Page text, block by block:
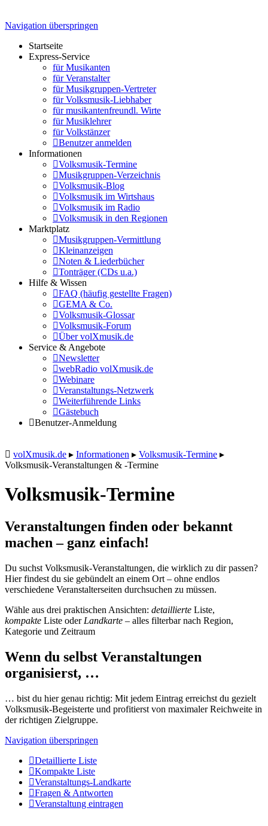
Navigation überspringen
Startseite
Express-Service
für Musikanten
für Veranstalter
für Musikgruppen-Vertreter
für Volksmusik-Liebhaber
für musikantenfreundl. Wirte
für Musiklehrer
für Volkstänzer
Benutzer anmelden
Informationen
Volksmusik-Termine
Musikgruppen-Verzeichnis
Volksmusik-Blog
Volksmusik im Wirtshaus
Volksmusik im Radio
Volksmusik in den Regionen
Marktplatz
Musikgruppen-Vermittlung
Kleinanzeigen
Noten & Liederbücher
Tonträger (CDs u.a.)
Hilfe & Wissen
FAQ (häufig gestellte Fragen)
GEMA & Co.
Volksmusik-Glossar
Volksmusik-Forum
Über volXmusik.de
Service & Angebote
Newsletter
webRadio volXmusik.de
Webinare
Veranstaltungs-Netzwerk
Weiterführende Links
Gästebuch
Benutzer-Anmeldung
volXmusik.de ▸ Informationen ▸ Volksmusik-Termine ▸
Volksmusik-Veranstaltungen & -Termine
Volksmusik-Termine
Veranstaltungen finden oder bekannt
machen – ganz einfach!
Du suchst Volksmusik-Veranstaltungen, die wirklich zu dir passen?
Hier findest du sie gebündelt an einem Ort – ohne endlos
verschiedene Veranstalterseiten durchsuchen zu müssen.
Wähle aus drei praktischen Ansichten: detaillierte Liste,
kompakte Liste oder Landkarte – alles filterbar nach Region,
Kategorie und Zeitraum
Wenn du selbst Veranstaltungen
organisierst, …
… bist du hier genau richtig: Mit jedem Eintrag erreichst du gezielt
Volksmusik-Begeisterte und profitierst von maximaler Reichweite in
der richtigen Zielgruppe.
Navigation überspringen
Detaillierte Liste
Kompakte Liste
Veranstaltungs-Landkarte
Fragen & Antworten
Veranstaltung eintragen